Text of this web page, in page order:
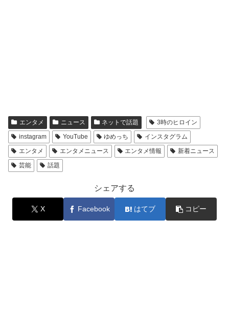
エンタメ ニュース ネットで話題
3時のヒロイン
instagram
YouTube ゆめっち
インスタグラム
エンタメ
エンタメニュース エンタメ情報
新着ニュース
芸能
話題
シェアする
X Facebook はてブ コピー